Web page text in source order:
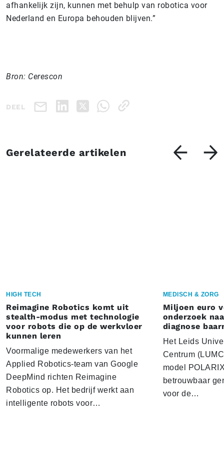
afhankelijk zijn, kunnen met behulp van robotica voor
Nederland en Europa behouden blijven.”
Bron: Cerescon
DEEL
Gerelateerde artikelen
HIGH TECH
Reimagine Robotics komt uit
stealth-modus met technologie
voor robots die op de werkvloer
kunnen leren
Voormalige medewerkers van het
Applied Robotics-team van Google
DeepMind richten Reimagine
Robotics op. Het bedrijf werkt aan
intelligente robots voor…
MEDISCH & ZORG
Miljoen euro
onderzoek
diagnose
Het Leids
Centrum
model
betrouwbaar
voor de…